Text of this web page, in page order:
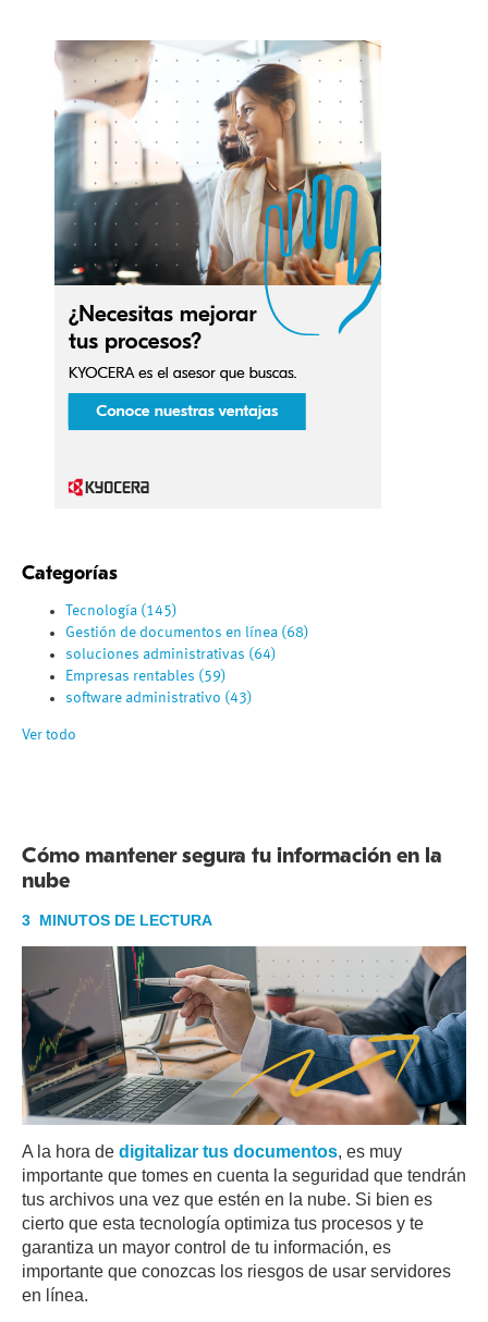
Categorías
Tecnología (145)
Gestión de documentos en línea (68)
soluciones administrativas (64)
Empresas rentables (59)
software administrativo (43)
Ver todo
Cómo mantener segura tu información en la
nube
3 MINUTOS DE LECTURA
A la hora de digitalizar tus documentos, es muy
importante que tomes en cuenta la seguridad que tendrán
tus archivos una vez que estén en la nube. Si bien es
cierto que esta tecnología optimiza tus procesos y te
garantiza un mayor control de tu información, es
importante que conozcas los riesgos de usar servidores
en línea.